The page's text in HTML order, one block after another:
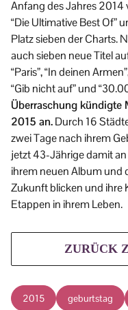
Anfang des Jahres 2014
“Die Ultimative Best Of”
Platz sieben der Charts.
auch sieben neue Titel
“Paris”, “In deinen
“Gib nicht auf” und
Überraschung kündigte
2015 an.Durch 16
zwei Tage nach ihrem
jetzt 43-Jährige damit
ihrem neuen Album und
Zukunft blicken und ihre
Etappen in ihrem Leben.
ZURÜCK
2015 geburtstag